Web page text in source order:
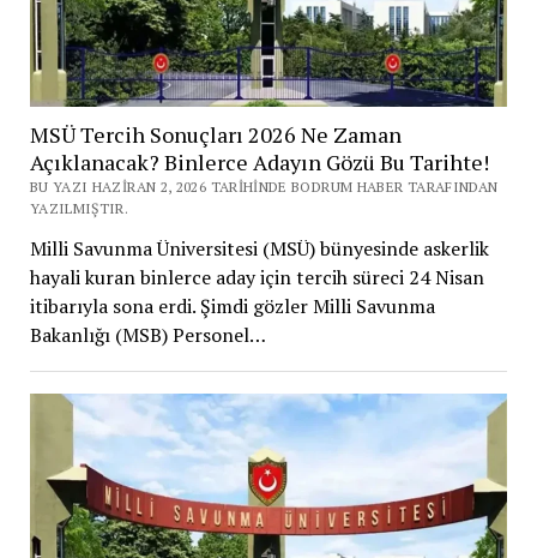
MSÜ Tercih Sonuçları 2026 Ne Zaman
Açıklanacak? Binlerce Adayın Gözü Bu Tarihte!
BU YAZI HAZIRAN 2, 2026 TARIHINDE BODRUM HABER TARAFINDAN
YAZILMIŞTIR.
Milli Savunma Üniversitesi (MSÜ) bünyesinde askerlik
hayali kuran binlerce aday için tercih süreci 24 Nisan
itibarıyla sona erdi. Şimdi gözler Milli Savunma
Bakanlığı (MSB) Personel…